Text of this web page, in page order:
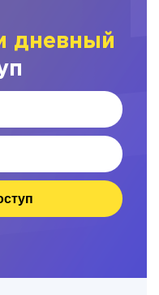
дневный